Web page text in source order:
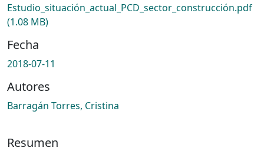
Estudio_situación_actual_PCD_sector_construcción.pdf
(1.08 MB)
Fecha
2018-07-11
Autores
Barragán Torres, Cristina
Resumen